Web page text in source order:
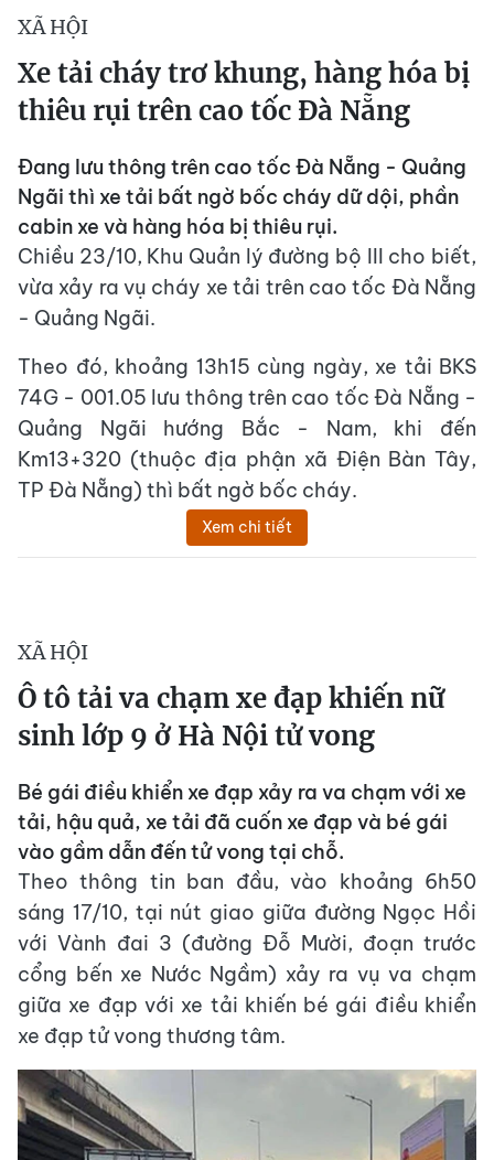
XÃ HỘI
Xe tải cháy trơ khung, hàng hóa bị
thiêu rụi trên cao tốc Đà Nẵng
Đang lưu thông trên cao tốc Đà Nẵng - Quảng
Ngãi thì xe tải bất ngờ bốc cháy dữ dội, phần
cabin xe và hàng hóa bị thiêu rụi.
Chiều 23/10, Khu Quản lý đường bộ III cho biết,
vừa xảy ra vụ cháy xe tải trên cao tốc Đà Nẵng
- Quảng Ngãi.
Theo đó, khoảng 13h15 cùng ngày, xe tải BKS
74G - 001.05 lưu thông trên cao tốc Đà Nẵng -
Quảng Ngãi hướng Bắc - Nam, khi đến
Km13+320 (thuộc địa phận xã Điện Bàn Tây,
TP Đà Nẵng) thì bất ngờ bốc cháy.
Xem chi tiết
XÃ HỘI
Ô tô tải va chạm xe đạp khiến nữ
sinh lớp 9 ở Hà Nội tử vong
Bé gái điều khiển xe đạp xảy ra va chạm với xe
tải, hậu quả, xe tải đã cuốn xe đạp và bé gái
vào gầm dẫn đến tử vong tại chỗ.
Theo thông tin ban đầu, vào khoảng 6h50
sáng 17/10, tại nút giao giữa đường Ngọc Hồi
với Vành đai 3 (đường Đỗ Mười, đoạn trước
cổng bến xe Nước Ngầm) xảy ra vụ va chạm
giữa xe đạp với xe tải khiến bé gái điều khiển
xe đạp tử vong thương tâm.